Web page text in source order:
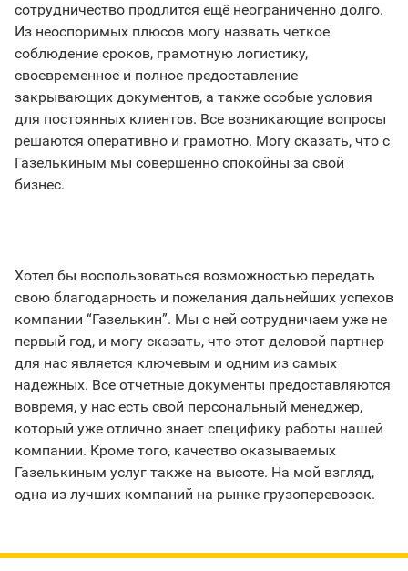
сотрудничество продлится ещё неограниченно долго.
Из неоспоримых плюсов могу назвать четкое
соблюдение сроков, грамотную логистику,
своевременное и полное предоставление
закрывающих документов, а также особые условия
для постоянных клиентов. Все возникающие вопросы
решаются оперативно и грамотно. Могу сказать, что с
Газелькиным мы совершенно спокойны за свой
бизнес.
Хотел бы воспользоваться возможностью передать
свою благодарность и пожелания дальнейших успехов
компании “Газелькин”. Мы с ней сотрудничаем уже не
первый год, и могу сказать, что этот деловой партнер
для нас является ключевым и одним из самых
надежных. Все отчетные документы предоставляются
вовремя, у нас есть свой персональный менеджер,
который уже отлично знает специфику работы нашей
компании. Кроме того, качество оказываемых
Газелькиным услуг также на высоте. На мой взгляд,
одна из лучших компаний на рынке грузоперевозок.